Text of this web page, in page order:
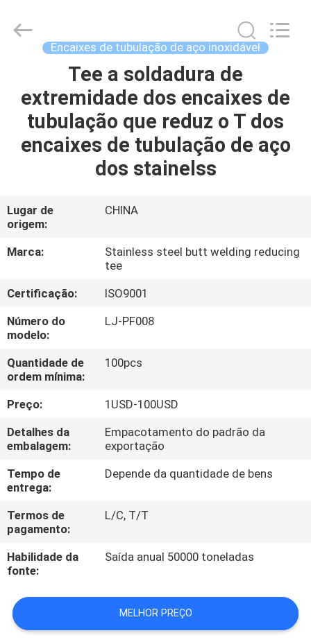
PRODUTOS
EXCURSÃO
DA
CONTROLE
DA
QUALIDADE
CONTACTE-
NOS
NOTÍCIA
CASOS
MAPA
DO
SITE
Longjoy
Foreign
Encaixes de tubulação de aço inoxidável
Tee a soldadura de
extremidade dos encaixes de
tubulação que reduz o T dos
encaixes de tubulação de aço
dos stainelss
Lugar de
origem:
CHINA
Marca:
Stainless steel butt welding reducing
tee
Certificação:
ISO9001
Número do
modelo:
LJ-PF008
Quantidade de
ordem mínima:
100pcs
Preço:
1USD-100USD
Detalhes da
embalagem:
Empacotamento do padrão da
exportação
Tempo de
entrega:
Depende da quantidade de bens
Termos de
pagamento:
L/C, T/T
Habilidade da
fonte:
Saída anual 50000 toneladas
MELHOR PREÇO